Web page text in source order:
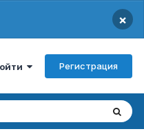
×
Регистрация